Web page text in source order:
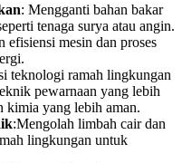
: Mengganti bahan bakar
tenaga surya atau angin.
efisiensi mesin dan proses
teknologi ramah lingkungan
pewarnaan yang lebih
kimia yang lebih aman.
:Mengolah limbah cair dan
lingkungan untuk